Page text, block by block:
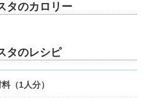
タのカロリー
タのレシピ
（1人分）